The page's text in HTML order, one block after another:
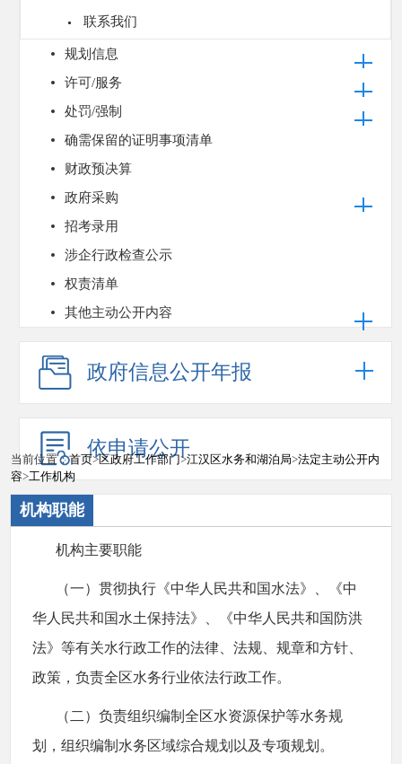
联系我们
规划信息
许可/服务
处罚/强制
确需保留的证明事项清单
财政预决算
政府采购
招考录用
涉企行政检查公示
权责清单
其他主动公开内容
政府信息公开年报
依申请公开
当前位置：首页>区政府工作部门>江汉区水务和湖泊局>法定主动公开内
容>工作机构
机构职能
机构主要职能
（一）贯彻执行《中华人民共和国水法》、《中
华人民共和国水土保持法》、《中华人民共和国防洪
法》等有关水行政工作的法律、法规、规章和方针、
政策，负责全区水务行业依法行政工作。
（二）负责组织编制全区水资源保护等水务规
划，组织编制水务区域综合规划以及专项规划。